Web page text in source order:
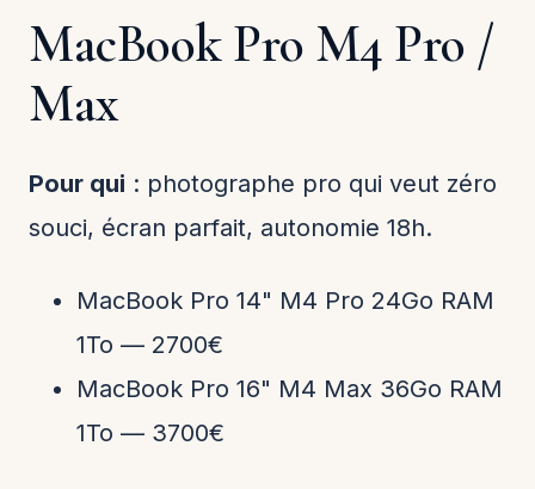
MacBook Pro M4 Pro /
Max
Pour qui : photographe pro qui veut zéro
souci, écran parfait, autonomie 18h.
MacBook Pro 14" M4 Pro 24Go RAM
1To — 2700€
MacBook Pro 16" M4 Max 36Go RAM
1To — 3700€